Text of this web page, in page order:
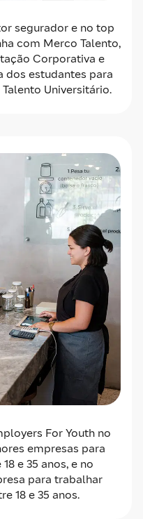
segurador e no top
com Merco Talento,
Corporativa e
dos estudantes para
Universitário.
For Youth no
empresas para
e 35 anos, e no
para trabalhar
18 e 35 anos.